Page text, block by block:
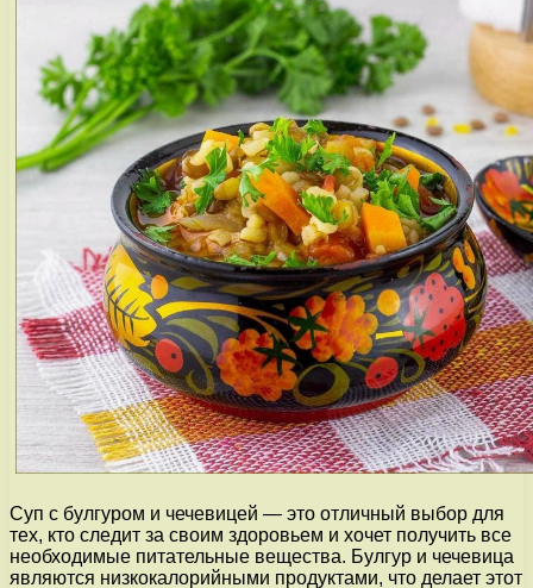
Суп с булгуром и чечевицей — это отличный выбор для
тех, кто следит за своим здоровьем и хочет получить все
необходимые питательные вещества. Булгур и чечевица
являются низкокалорийными продуктами, что делает этот